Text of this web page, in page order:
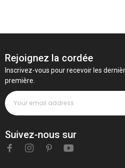
Rejoignez la cordée
Inscrivez-vous pour recevoir les
première.
Suivez-nous sur